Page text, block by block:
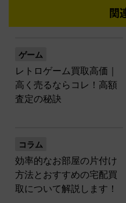
関
ゲーム
レトロゲーム買取高価｜
高く売るならコレ！高額
査定の秘訣
コラム
効率的なお部屋の片付け
方法とおすすめの宅配買
取について解説します！